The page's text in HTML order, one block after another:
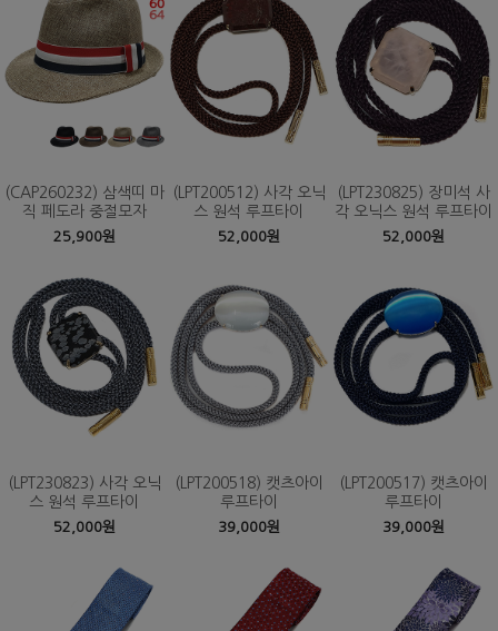
(CAP260232) 삼색띠 마
직 페도라 중절모자
25,900원
(LPT200512) 사각 오닉
스 원석 루프타이
52,000원
(LPT230825) 장미석 사
각 오닉스 원석 루프타이
52,000원
(LPT230823) 사각 오닉
스 원석 루프타이
52,000원
(LPT200518) 캣츠아이
루프타이
39,000원
(LPT200517) 캣츠아이
루프타이
39,000원